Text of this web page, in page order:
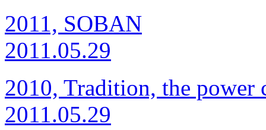
2011, SOBAN
2011.05.29
2010, Tradition, the power
2011.05.29